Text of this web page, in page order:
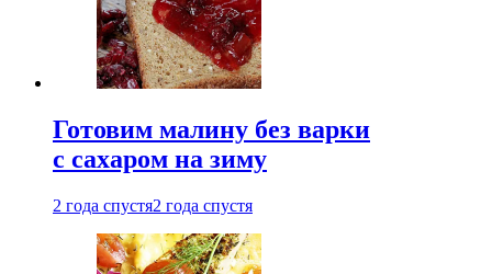
Готовим малину без варки
с сахаром на зиму
2 года спустя2 года спустя